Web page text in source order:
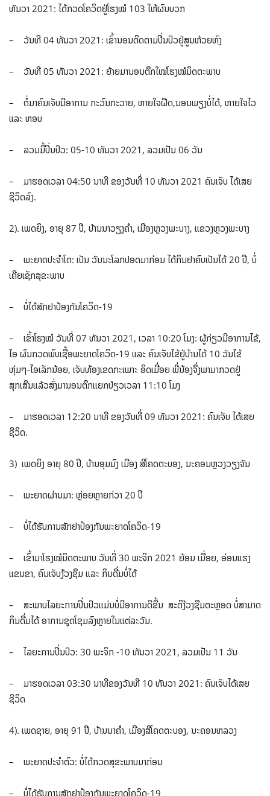
ທັນວາ 2021: ໄດ້ກວດໂຄວິດຢູ່ໂຮງໝໍ 103 ໃຫ້ຜົນບວກ
– ວັນທີ 04 ທັນວາ 2021: ເຂົ້ານອນຕິດຕາມປີ່ນປົວຢູ່ສູນຫ້ວຍຫົງ
– ວັນທີ 05 ທັນວາ 2021: ຍ້າຍມານອນຕຶກໃໝ່ໂຮງໝໍມິດຕະພາບ
– ຕໍ່ມາຄົນເຈັບມີອາການ ກະວົນກະວາຍ, ຫາຍໃຈຝືດ,ນອນພຽງບໍ່ໄດ້, ຫາຍໃຈໄວ
ແລະ ຫອບ
– ລວມມື້ປິ່ນປົວ: 05-10 ທັນວາ 2021, ລວມເປັນ 06 ວັນ
– ມາຮອດເວລາ 04:50 ນາທີ ຂອງວັນທີ່ 10 ທັນວາ 2021 ຄົນເຈັບ ໄດ້ເສຍ
ຊີວິດລົງ.
2). ເພດຍິງ, ອາຍຸ 87 ປີ, ບ້ານນາວຽງຄຳ, ເມືອງຫຼວງພະບາງ, ແຂວງຫຼວງພະບາງ
– ພະຍາດປະຈຳໂຕ: ເປັນ ວັນນະໂລກປອດມາກ່ອນ ໄດ້ກິນຢາຄົບເປັນໄດ້ 20 ປີ, ບໍ່
ເຄີຍເຊັກສຸຂະພາບ
– ບໍ່ໄດ້ສັກຢາປ້ອງກັນໂຄວິດ-19
– ເຂົ້າໂຮງໝໍ ວັນທີ່ 07 ທັນວາ 2021, ເວລາ 10:20 ໂມງ: ຜູ້ກ່ຽວມີອາການໄຂ້,
ໄອ ຜົນກວດພົບເຊື້ອພະຍາດໂຄວິດ-19 ແລະ ຄົນເຈັບໄຂ້ຢູ່ບ້ານໄດ້ 10 ວັນໄຂ້
ຫຸ່ມໆ-ໄອເລັກນ້ອຍ, ເຈັບທ້ອງເຂດກະເພາະ ອິດເມື່ອຍ ພີ່ນ້ອງຈຶ່ງພາມາກວດຢູ່
ສຸກເສີນແລ້ວສົ່ງມານອນຕຶກແຍກປ່ຽວເວລາ 11:10 ໂມງ
– ມາຮອດເວລາ 12:20 ນາທີ ຂອງວັນທີ່ 09 ທັນວາ 2021: ຄົນເຈັບ ໄດ້ເສຍ
ຊີວິດ.
3) ເພດຍິງ ອາຍຸ 80 ປິ, ບ້ານອຸມມົງ ເມືອງ ສີໂຄດຕະບອງ, ນະຄອນຫຼວງວຽງຈັນ
– ພະຍາດຜ່ານມາ: ຫຼ່ອຍຫຼາຍກ່ວາ 20 ປີ
– ບໍ່ໄດ້ຮັບການສັກຢາປ້ອງກັນພະຍາດໂຄວິດ-19
– ເຂົ້າມາໂຮງໝໍມິດຕະພາບ ວັນທີ່ 30 ພະຈິກ 2021 ຍ້ອນ ເມື່ອຍ, ອ່ອນແຮງ
ແຂນຂາ, ຄົນເຈັບງ້ວງຊຶມ ແລະ ກິນດື່ມບໍ່ໄດ້
– ສະພາບໄລຍະການປິ່ນປົວແມ່ນບໍ່ມີອາການດີຂື້ນ ສະຕິງ້ວງຊືມຕະຫຼອດ ບໍ່ສາມາດ
ກິນດື່ມໄດ້ ອາການຊຸດໂຊມລົງຫຼາຍໃນແຕ່ລະວັນ.
– ໄລຍະການປິ່ນປົວ: 30 ພະຈິກ -10 ທັນວາ 2021, ລວມເປັນ 11 ວັນ
– ມາຮອດເວລາ 03:30 ນາທີຂອງວັນທີ 10 ທັນວາ 2021: ຄົນເຈັບໄດ້ເສຍ
ຊີວິດ
4). ເພດຊາຍ, ອາຍຸ 91 ປີ, ບ້ານນາຄໍາ, ເມືອງສີໂຄດຕະບອງ, ນະຄອນຫລວງ
– ພະຍາດປະຈໍາຕົວ: ບໍ່ໄດ້ກວດສຸຂະພາບມາກ່ອນ
– ບໍ່ໄດ້ຮັບການສັກຢາປ້ອງກັນພະຍາດໂຄວິດ-19